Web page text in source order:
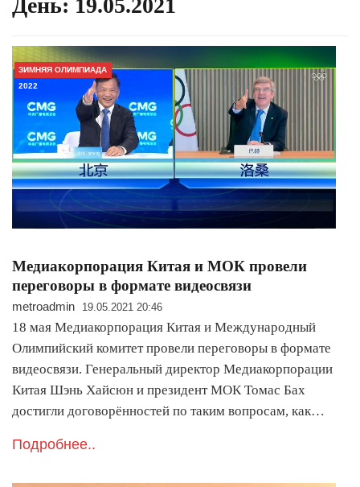
День: 19.05.2021
ЗИМНЯЯ ОЛИМПИАДА
2022
Медиакорпорация Китая и МОК провели
переговоры в формате видеосвязи
metroadmin 19.05.2021 20:46
18 мая Медиакорпорация Китая и Международный
Олимпийский комитет провели переговоры в формате
видеосвязи. Генеральный директор Медиакорпорации
Китая Шэнь Хайсюн и президент МОК Томас Бах
достигли договорённостей по таким вопросам, как…
Подробнее..